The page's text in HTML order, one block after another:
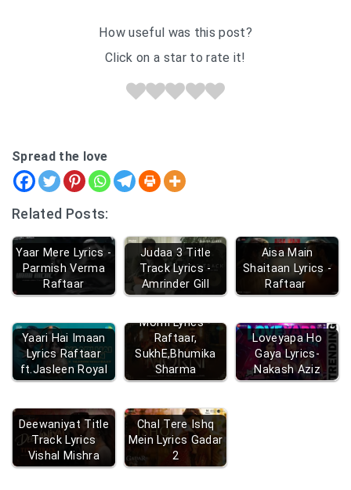
How useful was this post?
Click on a star to rate it!
Spread the love
Related Posts:
Yaar Mere Lyrics -
Parmish Verma
Raftaar
Judaa 3 Title
Track Lyrics -
Amrinder Gill
Aisa Main
Shaitaan Lyrics -
Raftaar
Yaari Hai Imaan
Lyrics Raftaar
ft.Jasleen Royal
Morni Lyrics -
Raftaar,
SukhE,Bhumika
Sharma
Loveyapa Ho
Gaya Lyrics-
Nakash Aziz
Deewaniyat Title
Track Lyrics
Vishal Mishra
Chal Tere Ishq
Mein Lyrics Gadar
2